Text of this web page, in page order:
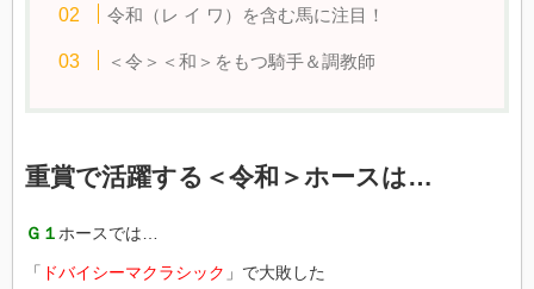
令和（レ イ ワ）を含む馬に注目！
＜令＞＜和＞をもつ騎手＆調教師
重賞で活躍する＜令和＞ホースは…
Ｇ１ホースでは…
「 ドバイシーマクラシック 」で大敗した